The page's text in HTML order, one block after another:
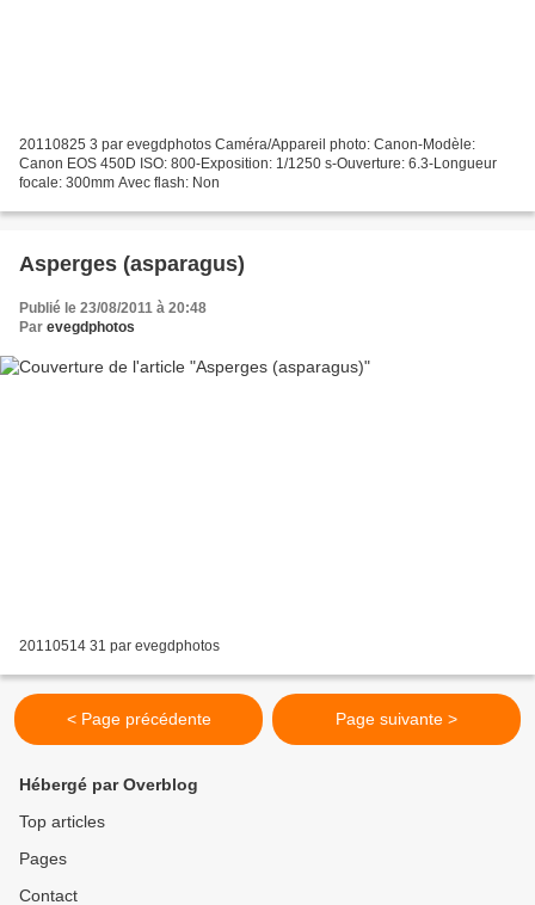
20110825 3 par evegdphotos Caméra/Appareil photo: Canon-Modèle:
Canon EOS 450D ISO: 800-Exposition: 1/1250 s-Ouverture: 6.3-Longueur
focale: 300mm Avec flash: Non
Asperges (asparagus)
Publié le 23/08/2011 à 20:48
Par evegdphotos
20110514 31 par evegdphotos
< Page précédente Page suivante >
Hébergé par Overblog
Top articles
Pages
Contact